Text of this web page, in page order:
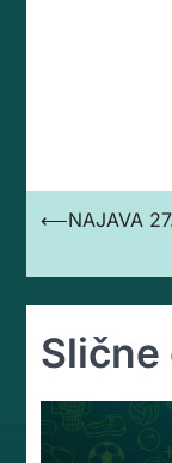
Кретање
⟵NAJAVA
Slične